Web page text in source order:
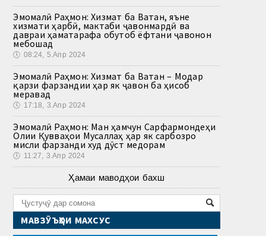
Эмомалӣ Раҳмон: Хизмат ба Ватан, яъне
хизмати ҳарбӣ, мактаби ҷавонмардӣ ва
давраи ҳаматарафа обутоб ёфтани ҷавонон
мебошад
🕔 08:24, 5.Апр 2024
Эмомалӣ Раҳмон: Хизмат ба Ватан – Модар
қарзи фарзандии ҳар як ҷавон ба ҳисоб
меравад
🕔 17:18, 3.Апр 2024
Эмомалӣ Раҳмон: Ман ҳамчун Сарфармондеҳи
Олии Қувваҳои Мусаллаҳ ҳар як сарбозро
мисли фарзанди худ дӯст медорам
🕔 11:27, 3.Апр 2024
Ҳамаи маводҳои бахш
МАВЗӮЪҲОИ МАХСУС